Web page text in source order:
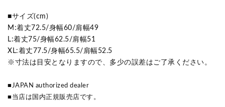
■サイズ(cm)
M:着丈72.5/身幅60/肩幅49
L:着丈75/身幅62.5/肩幅51
XL:着丈77.5/身幅65.5/肩幅52.5
※寸法は目安となりますので、多少の誤差はご了承ください。
■JAPAN authorized dealer
■当店は国内正規販売店です。